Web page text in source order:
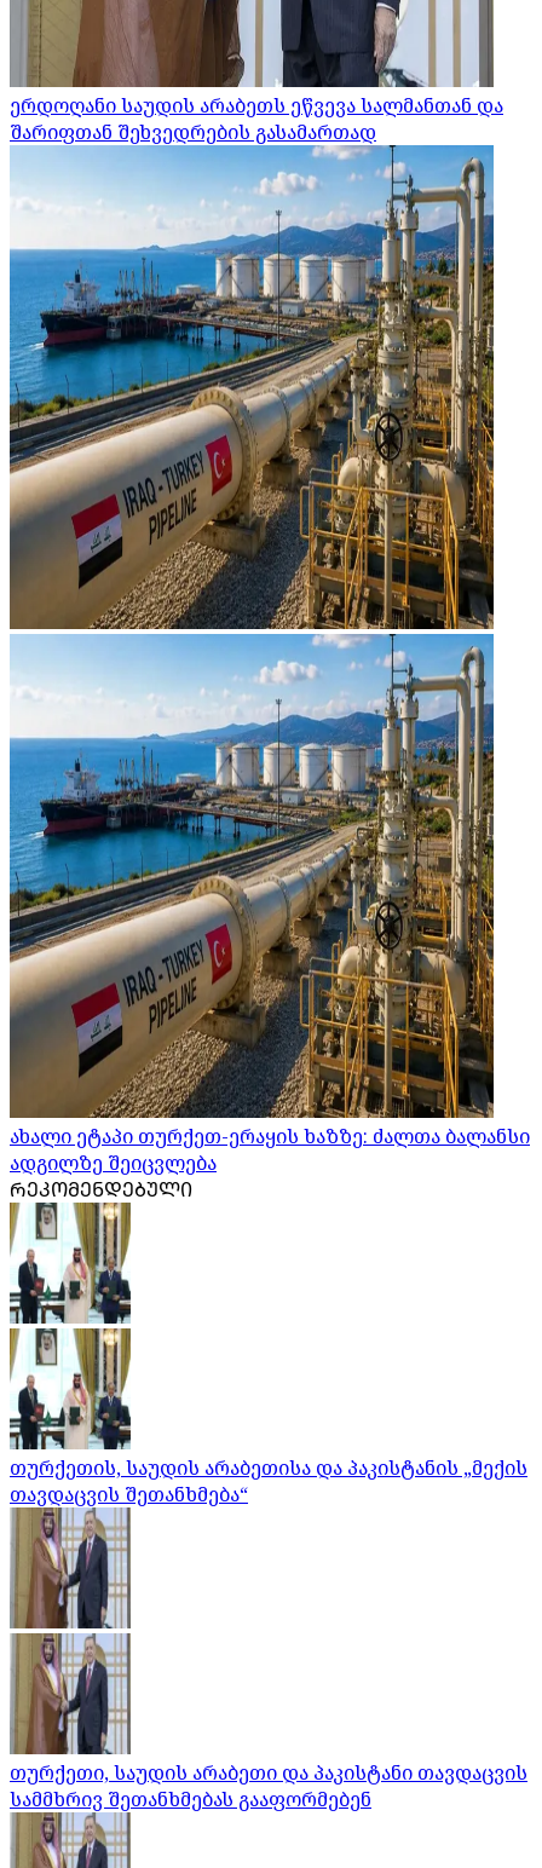
ერდოღანი საუდის არაბეთს ეწვევა სალმანთან და
შარიფთან შეხვედრების გასამართად
ახალი ეტაპი თურქეთ-ერაყის ხაზზე: ძალთა ბალანსი
ადგილზე შეიცვლება
ᲠᲔᲙᲝᲛᲔᲜᲓᲔᲑᲣᲚᲘ
თურქეთის, საუდის არაბეთისა და პაკისტანის „მექის
თავდაცვის შეთანხმება“
თურქეთი, საუდის არაბეთი და პაკისტანი თავდაცვის
სამმხრივ შეთანხმებას გააფორმებენ